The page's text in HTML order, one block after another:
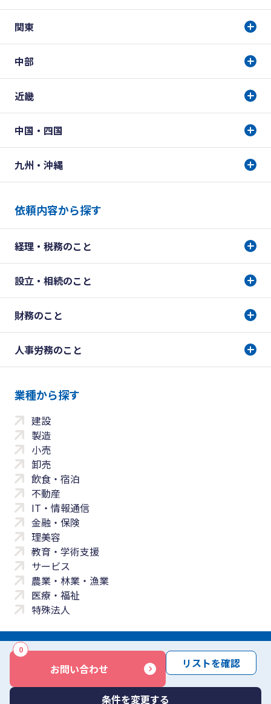
お問い合わせ
0
リストを確認
条件を変更する
関東
中部
近畿
中国・四国
九州・沖縄
依頼内容から探す
経理・税務のこと
設立・相続のこと
財務のこと
人事労務のこと
業種から探す
建設
製造
小売
卸売
飲食・宿泊
不動産
IT・情報通信
金融・保険
理美容
教育・学術支援
サービス
農業・林業・漁業
医療・福祉
特殊法人
サイトマップ 免責事項
サービス利用規約
商標について反社会勢力に対する基本方針 お問い合わせ
Copyright © Yayoi Co., Ltd. All rights reserved.